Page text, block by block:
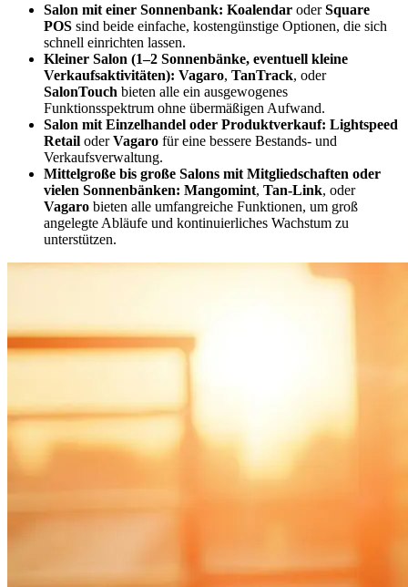
Salon mit einer Sonnenbank: Koalendar oderSquare
POS sind beide einfache, kostengünstige Optionen, die sich
schnell einrichten lassen.
Kleiner Salon (1–2 Sonnenbänke, eventuell kleine
Verkaufsaktivitäten): Vagaro, TanTrack, oder
SalonTouch bieten alle ein ausgewogenes
Funktionsspektrum ohne übermäßigen Aufwand.
Salon mit Einzelhandel oder Produktverkauf: Lightspeed
Retail oderVagaro für eine bessere Bestands- und
Verkaufsverwaltung.
Mittelgroße bis große Salons mit Mitgliedschaften oder
vielen Sonnenbänken: Mangomint, Tan-Link, oder
Vagaro bieten alle umfangreiche Funktionen, um groß
angelegte Abläufe und kontinuierliches Wachstum zu
unterstützen.